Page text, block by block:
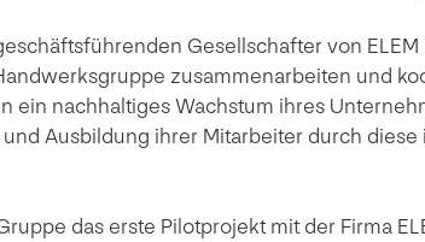
Gesellschafter von ELEM
zusammenarbeiten und
ein nachhaltiges Wachstum ihres
Ausbildung ihrer Mitarbeiter durch diese
das erste Pilotprojekt mit der Firma